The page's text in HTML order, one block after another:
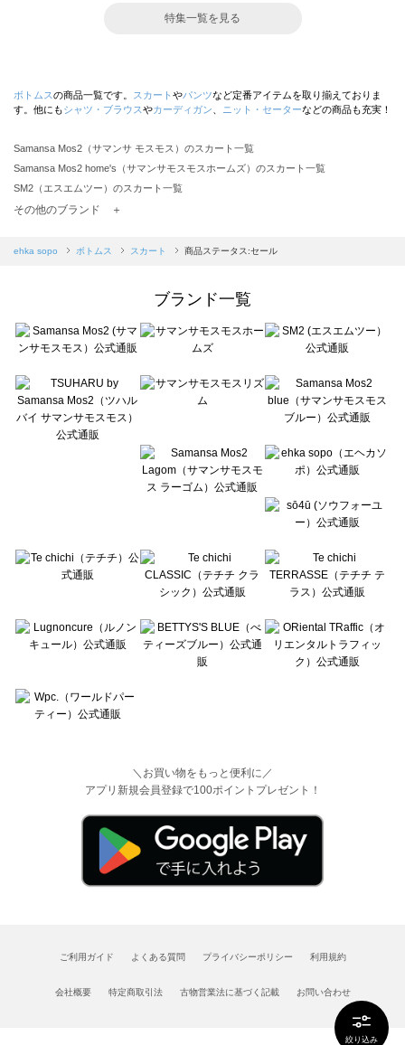
絞り込み
特集一覧を見る
ボトムスの商品一覧です。 スカート やパンツなど定番アイテムを取り揃えておりま
す。他にもシャツ・ブラウスやカーディガン ニット・セーターなどの商品も充実！
Samansa Mos2（サマンサ モスモス）のスカート一覧
Samansa Mos2 home's（サマンサモスモスホームズ）のスカート一覧
SM2（エスエムツー）のスカート一覧
TSUHARU by Samansa Mos2（ツハルバイサマンサモスモス）のスカート一覧
Samansa Mos2 blue（サマンサモスモス ブルー）のスカート一覧
sō4ū（ソウフォーユー）のスカート一覧
Te chichi（テチチ）のスカート一覧
Te chichi CLASSIC（テチチ クラシック）のスカート一覧
Lugnoncure（ルノンキュール）のスカート一覧
BETTY'S BLUE（べティーズブルー）のスカート一覧
Wpc.（ワールドパーティー）のスカート一覧
その他のブランド ＋
ehka sopo ボトムス スカート 商品ステータス:セール
ブランド一覧
＼お買い物をもっと便利に／
アプリ新規会員登録で100ポイントプレゼント！
ご利用ガイド よくある質問 プライバシーポリシー 利用規約
会社概要 特定商取引法 古物営業法に基づく記載 お問い合わせ